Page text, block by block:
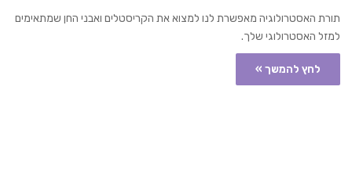
תורת האסטרולוגיה מאפשרת לנו למצוא את הקריסטלים ואבני החן שמתאימים
למזל האסטרולוגי שלך.
לחץ להמשך »